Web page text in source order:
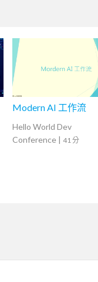
Modern AI 工作流
Hello World Dev
Conference | 41 分